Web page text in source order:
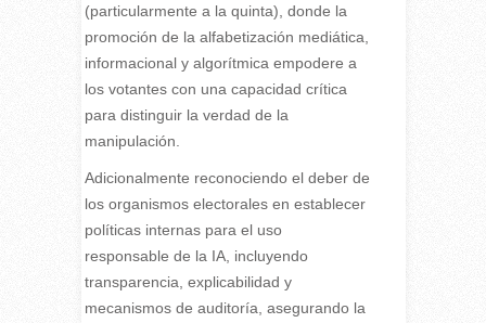
(particularmente a la quinta), donde la
promoción de la alfabetización mediática,
informacional y algorítmica empodere a
los votantes con una capacidad crítica
para distinguir la verdad de la
manipulación.
Adicionalmente reconociendo el deber de
los organismos electorales en establecer
políticas internas para el uso
responsable de la IA, incluyendo
transparencia, explicabilidad y
mecanismos de auditoría, asegurando la